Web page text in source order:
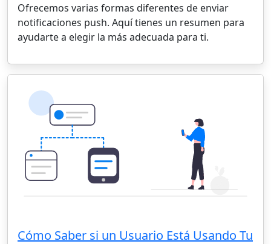
Ofrecemos varias formas diferentes de enviar
notificaciones push. Aquí tienes un resumen para
ayudarte a elegir la más adecuada para ti.
Cómo Saber si un Usuario Está Usando Tu